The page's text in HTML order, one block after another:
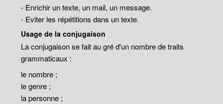
- Enrichir un texte, un mail, un message.
- Eviter les répétitions dans un texte.
Usage de la conjugaison
La conjugaison se fait au gré d'un nombre de traits
grammaticaux :
le nombre ;
le genre ;
la personne ;